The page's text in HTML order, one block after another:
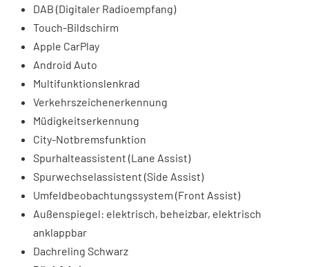
DAB (Digitaler Radioempfang)
Touch-Bildschirm
Apple CarPlay
Android Auto
Multifunktionslenkrad
Verkehrszeichenerkennung
Müdigkeitserkennung
City-Notbremsfunktion
Spurhalteassistent (Lane Assist)
Spurwechselassistent (Side Assist)
Umfeldbeobachtungssystem (Front Assist)
Außenspiegel: elektrisch, beheizbar, elektrisch
anklappbar
Dachreling Schwarz